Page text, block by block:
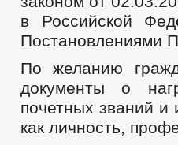
в Российской
Постановлениями
По желанию
документы о
почетных званий
как личность,